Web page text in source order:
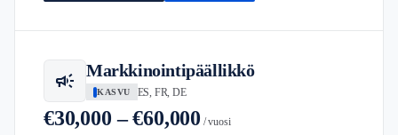
campaign Markkinointipäällikkö
KASVU ES, FR, DE
€30,000 – €60,000 / vuosi